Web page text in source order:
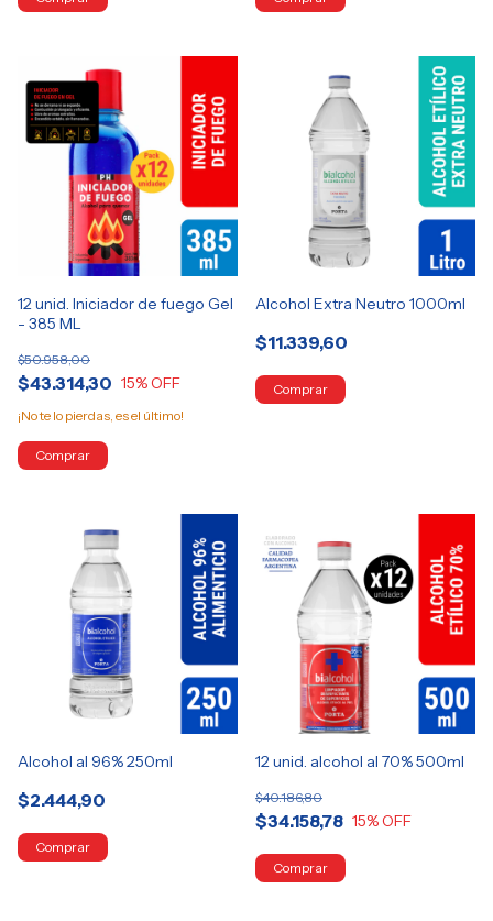
12 unid. Iniciador de fuego Gel
- 385 ML
$43.314,30
$50.958,00
15% OFF
¡No te lo pierdas, es el último!
Alcohol Extra Neutro 1000ml
$11.339,60
Alcohol al 96% 250ml
$2.444,90
12 unid. alcohol al 70% 500ml
$34.158,78
$40.186,80
15% OFF